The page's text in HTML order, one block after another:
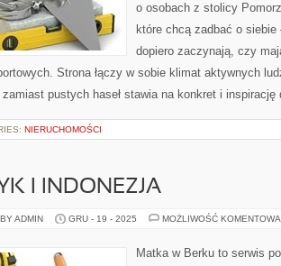
o osobach z stolicy
które chcą zadbać o
dopiero zaczynają, czy
Strona łączy w sobie klimat aktywnych
pustych haseł stawia na konkret i
NIERUCHOMOŚCI
I INDONEZJA
ADMIN GRU - 19 - 2025 MOŻLIWOŚĆ
Matka w Berku to serwis